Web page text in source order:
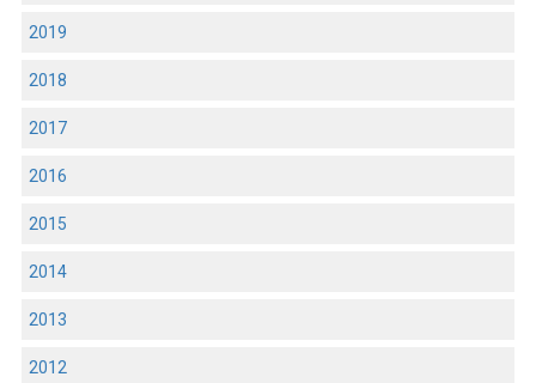
2019
2018
2017
2016
2015
2014
2013
2012